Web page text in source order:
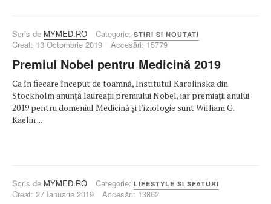
Scris de MYMED.RO Categorie: STIRI SI NOUTATI
Creat: 13 Octombrie 2019 Accesări: 15779
Premiul Nobel pentru Medicină 2019
Ca în fiecare început de toamnă, Institutul Karolinska din
Stockholm anunță laureații premiului Nobel, iar premiații anului
2019 pentru domeniul Medicină și Fiziologie sunt William G.
Kaelin ...
Scris de MYMED.RO Categorie: LIFESTYLE SI SFATURI
Creat: 27 Ianuarie 2019 Accesări: 13862